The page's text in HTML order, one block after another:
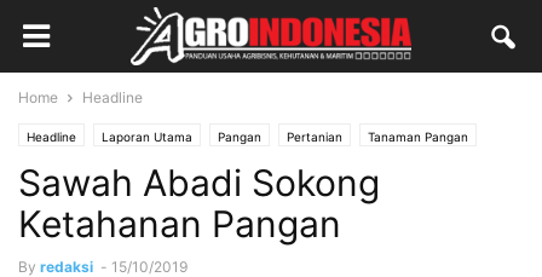
Home Headline
Headline Laporan Utama Pangan Pertanian Tanaman Pangan
Sawah Abadi Sokong
Ketahanan Pangan
By redaksi - 15/10/2019